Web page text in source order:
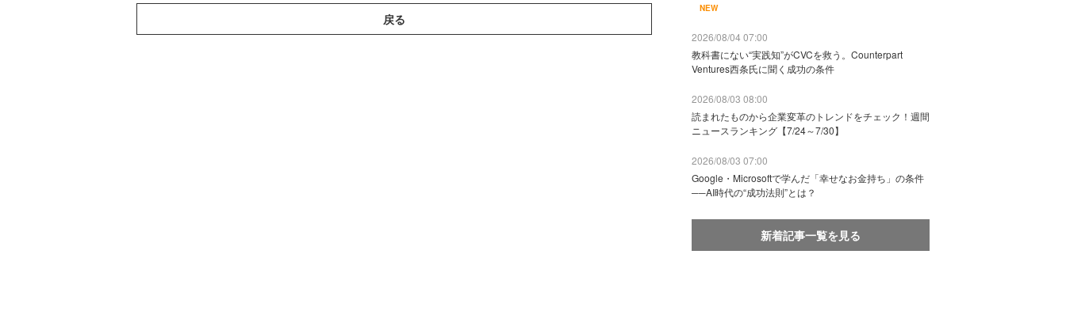
戻る
NEW
2026/08/04 07:00
教科書にない“実践知”がCVCを救う。Counterpart
Ventures西条氏に聞く成功の条件
2026/08/03 08:00
読まれたものから企業変革のトレンドをチェック！週間
ニュースランキング【7/24～7/30】
2026/08/03 07:00
Google・Microsoftで学んだ「幸せなお金持ち」の条件
──AI時代の“成功法則”とは？
新着記事一覧を見る